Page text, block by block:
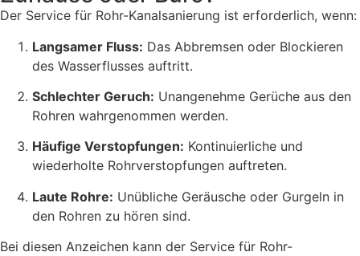
Der Service für Rohr-Kanalsanierung ist erforderlich, wenn:
Langsamer Fluss: Das Abbremsen oder Blockieren
des Wasserflusses auftritt.
Schlechter Geruch: Unangenehme Gerüche aus den
Rohren wahrgenommen werden.
Häufige Verstopfungen: Kontinuierliche und
wiederholte Rohrverstopfungen auftreten.
Laute Rohre: Unübliche Geräusche oder Gurgeln in
den Rohren zu hören sind.
Bei diesen Anzeichen kann der Service für Rohr-